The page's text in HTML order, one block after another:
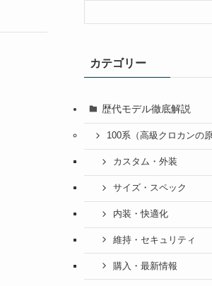
カテゴリー
歴代モデル徹底解説
100系（高級クロカンの原
カスタム・外装
サイズ・スペック
内装・快適化
維持・セキュリティ
購入・最新情報